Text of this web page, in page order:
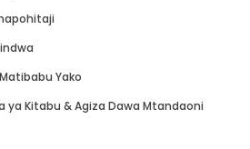
Yako
ya Kitabu & Agiza Dawa Mtandaoni